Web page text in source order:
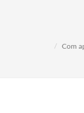
Com